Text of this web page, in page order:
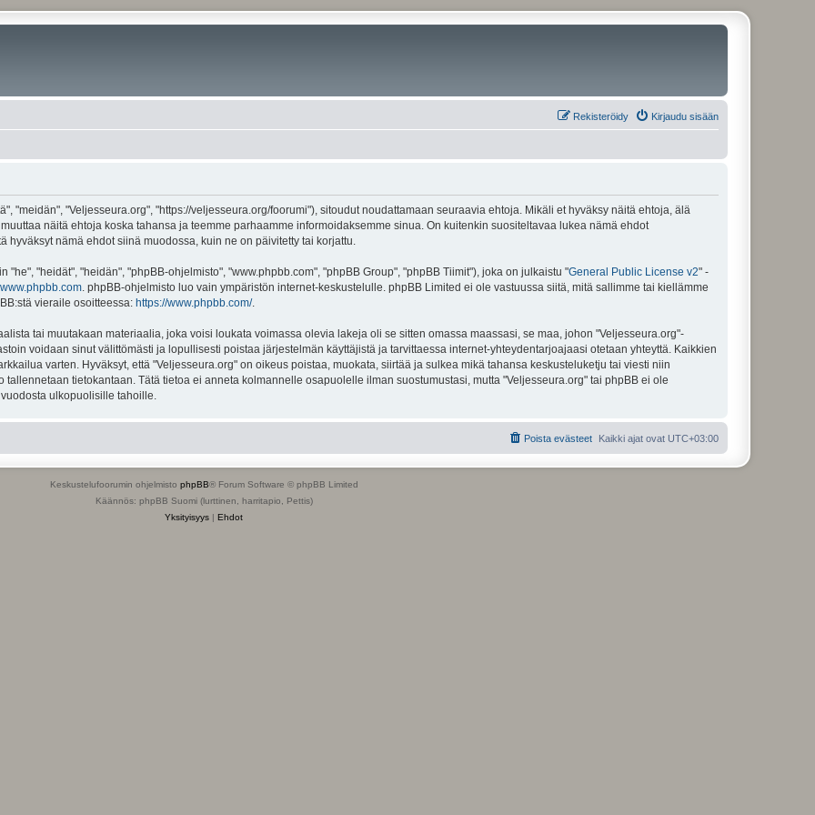
Kirjaudu sisään
Rekisteröidy
"meidän", "Veljesseura.org", "https://veljesseura.org/foorumi"), sitoudut noudattamaan seuraavia ehtoja. Mikäli et hyväksy näitä ehtoja, älä
näitä ehtoja koska tahansa ja teemme parhaamme informoidaksemme sinua. On kuitenkin suositeltavaa lukea nämä ehdot
nämä ehdot siinä muodossa, kuin ne on päivitetty tai korjattu.
"heidät", "heidän", "phpBB-ohjelmisto", "www.phpbb.com", "phpBB Group", "phpBB Tiimit"), joka on julkaistu "General Public License v2" -
www.phpbb.com . phpBB-ohjelmisto luo vain ympäristön internet-keskustelulle. phpBB Limited ei ole vastuussa siitä, mitä sallimme tai kiellämme
vieraile osoitteessa: https://www.phpbb.com/.
tai muutakaan materiaalia, joka voisi loukata voimassa olevia lakeja oli se sitten omassa maassasi, se maa, johon "Veljesseura.org"-
voidaan sinut välittömästi ja lopullisesti poistaa järjestelmän käyttäjistä ja tarvittaessa internet-yhteydentarjoajaasi otetaan yhteyttä. Kaikkien
varten. Hyväksyt, että "Veljesseura.org" on oikeus poistaa, muokata, siirtää ja sulkea mikä tahansa keskusteluketju tai viesti niin
tietokantaan. Tätä tietoa ei anneta kolmannelle osapuolelle ilman suostumustasi, mutta "Veljesseura.org" tai phpBB ei ole
ulkopuolisille tahoille.
Kaikki ajat ovat UTC+03:00
Poista evästeet
Keskustelufoorumin ohjelmisto phpBB® Forum Software © phpBB Limited
Käännös: phpBB Suomi (lurttinen, harritapio, Pettis)
Yksityisyys | Ehdot